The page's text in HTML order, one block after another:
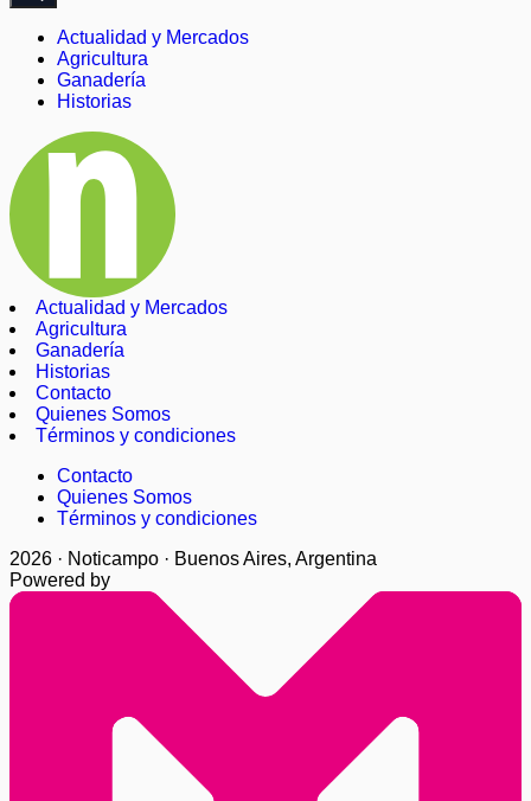
Actualidad y Mercados
Agricultura
Ganadería
Historias
Actualidad y Mercados
Agricultura
Ganadería
Historias
Contacto
Quienes Somos
Términos y condiciones
Contacto
Quienes Somos
Términos y condiciones
2026 · Noticampo · Buenos Aires, Argentina
Powered by